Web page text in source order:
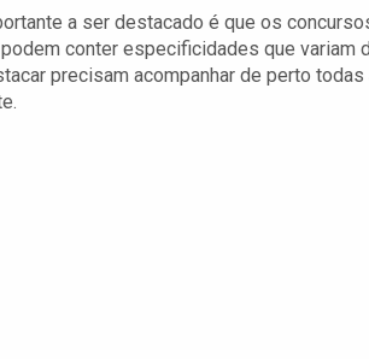
a ser destacado é que os
conter especificidades que variam
precisam acompanhar de perto